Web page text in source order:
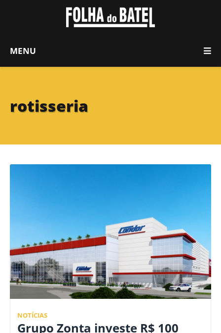
MENU
rotisseria
NOTÍCIAS
Grupo Zonta investe R$ 100